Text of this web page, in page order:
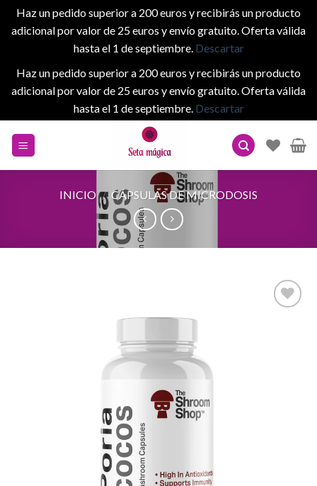
Haz un pedido superior a 200 euros y recibirás un producto
adicional por valor de 25 euros y envío gratuito. Oferta válida
hasta el 1 de septiembre. Descartar
Haz un pedido superior a 200 euros y recibirás un producto
adicional por valor de 25 euros y envío gratuito. Oferta válida
hasta el 1 de septiembre. Descartar
INICIO / CÁPSULAS DE MICRODOSIS